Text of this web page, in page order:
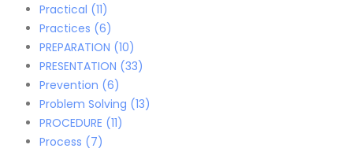
Practical (11)
Practices (6)
PREPARATION (10)
PRESENTATION (33)
Prevention (6)
Problem Solving (13)
PROCEDURE (11)
Process (7)